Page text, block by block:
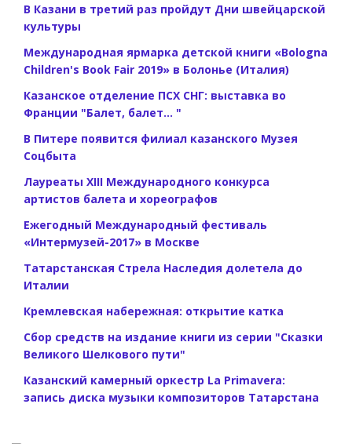
В Казани в третий раз пройдут Дни швейцарской
культуры
Международная ярмарка детской книги «Bologna
Children's Book Fair 2019» в Болонье (Италия)
Казанское отделение ПСХ СНГ: выставка во
Франции "Балет, балет... "
В Питере появится филиал казанского Музея
Соцбыта
Лауреаты XIII Международного конкурса
артистов балета и хореографов
Ежегодный Международный фестиваль
«Интермузей-2017» в Москве
Татарстанская Стрела Наследия долетела до
Италии
Кремлевская набережная: открытие катка
Сбор средств на издание книги из серии "Сказки
Великого Шелкового пути"
Казанский камерный оркестр La Primavera:
запись диска музыки композиторов Татарстана